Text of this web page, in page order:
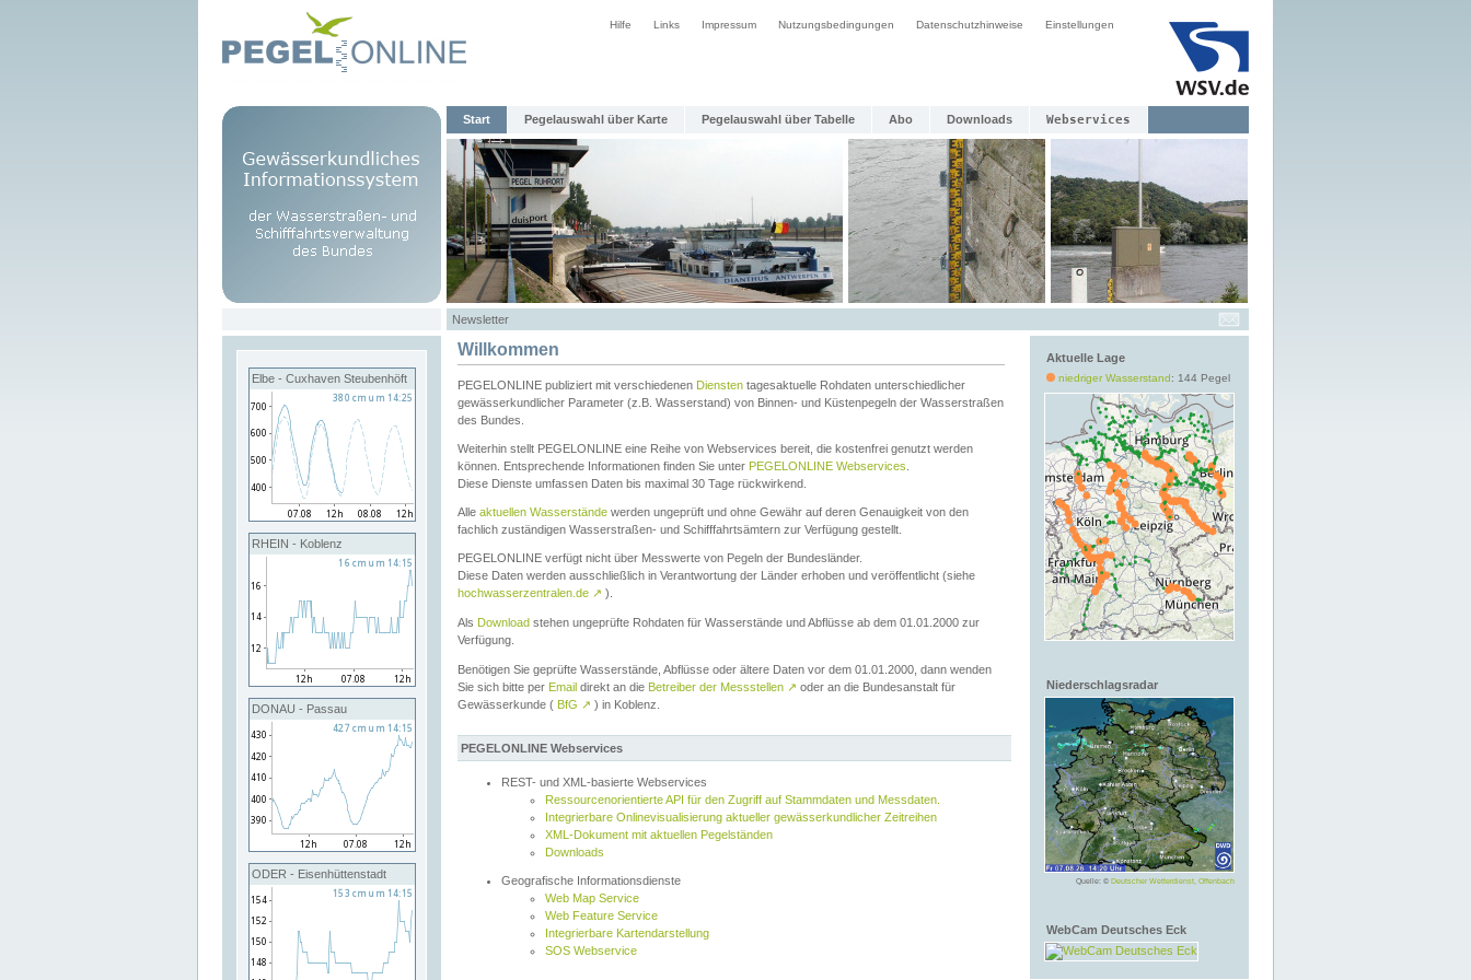
Hilfe Links Impressum Nutzungsbedingungen Datenschutzhinweise Einstellungen
Start Pegelauswahl über Karte Pegelauswahl über Tabelle Abo Downloads Webservices
Newsletter
Elbe - Cuxhaven Steubenhöft
RHEIN - Koblenz
DONAU - Passau
ODER - Eisenhüttenstadt
Aktuelle Lage
niedriger Wasserstand: 144 Pegel
Niederschlagsradar
Quelle: © Deutscher Wetterdienst, Offenbach
WebCam Deutsches Eck
Willkommen
PEGELONLINE publiziert mit verschiedenen Diensten tagesaktuelle Rohdaten unterschiedlicher
gewässerkundlicher Parameter (z.B. Wasserstand) von Binnen- und Küstenpegeln der Wasserstraßen
des Bundes.
Weiterhin stellt PEGELONLINE eine Reihe von Webservices bereit, die kostenfrei genutzt werden
können. Entsprechende Informationen finden Sie unter PEGELONLINE Webservices
Diese Dienste umfassen Daten bis maximal 30 Tage rückwirkend.
Alle aktuellen Wasserstände werden ungeprüft und ohne Gewähr auf deren Genauigkeit von den
fachlich zuständigen Wasserstraßen- und Schifffahrtsämtern zur Verfügung gestellt.
PEGELONLINE verfügt nicht über Messwerte von Pegeln der Bundesländer.
Diese Daten werden ausschließlich in Verantwortung der Länder erhoben und veröffentlicht (siehe
hochwasserzentralen.de ↗ ).
Als Download stehen ungeprüfte Rohdaten für Wasserstände und Abflüsse ab dem 01.01.2000 zur
Verfügung.
Benötigen Sie geprüfte Wasserstände, Abflüsse oder ältere Daten vor dem 01.01.2000, dann wenden
Sie sich bitte per Email direkt an die Betreiber der Messstellen ↗ oder an die Bundesanstalt für
Gewässerkunde ( BfG ↗ ) in Koblenz.
PEGELONLINE Webservices
REST- und XML-basierte Webservices
Ressourcenorientierte API für den Zugriff auf Stammdaten und Messdaten.
Integrierbare Onlinevisualisierung aktueller gewässerkundlicher Zeitreihen
XML-Dokument mit aktuellen Pegelständen
Downloads
Geografische Informationsdienste
Web Map Service
Web Feature Service
Integrierbare Kartendarstellung
SOS Webservice